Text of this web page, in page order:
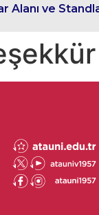
Alanı ve